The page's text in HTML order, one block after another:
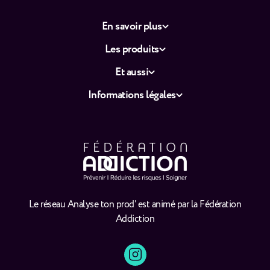
Le réseau Analyse ton prod' est animé par la Fédération
Addiction
En savoir plus
Les produits
Et aussi
Informations légales